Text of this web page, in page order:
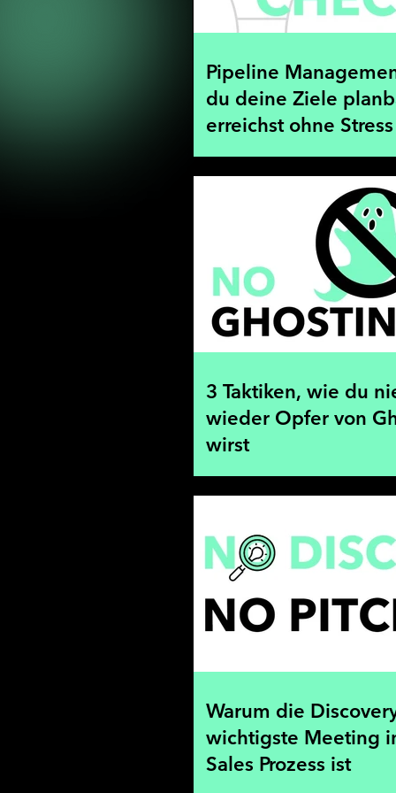
Pipeline
du deine Ziele
erreichst ohne Stress
3 Taktiken, wie du
wieder Opfer von
wirst
Warum die
wichtigste Meeting
Sales Prozess ist